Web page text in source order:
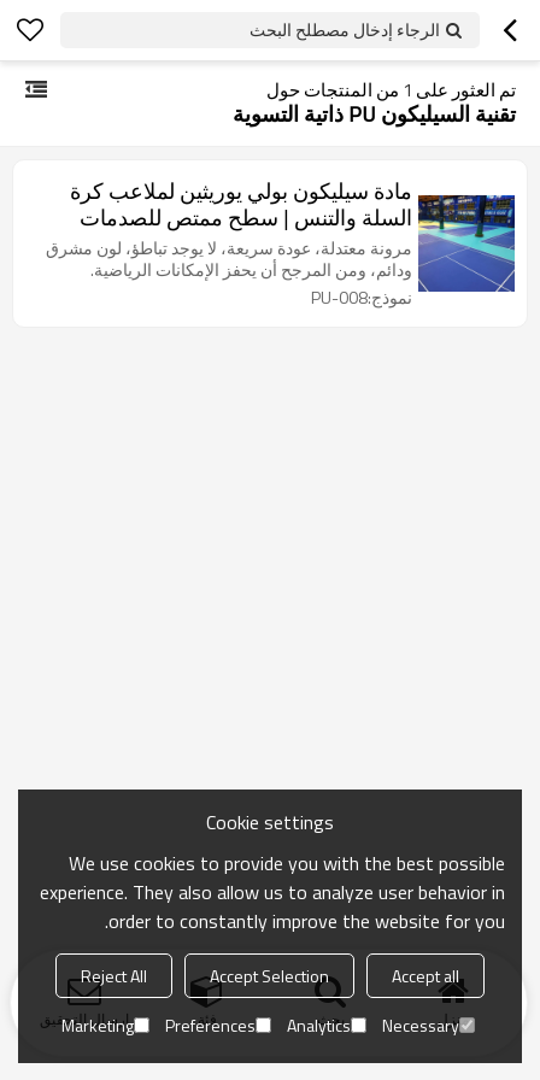
الرجاء إدخال مصطلح البحث
تم العثور على 1 من المنتجات حول
تقنية السيليكون PU ذاتية التسوية
مادة سيليكون بولي يوريثين لملاعب كرة
السلة والتنس | سطح ممتص للصدمات
معتمد من SGS
مرونة معتدلة، عودة سريعة، لا يوجد تباطؤ، لون مشرق
ودائم، ومن المرجح أن يحفز الإمكانات الرياضية.
نموذج:PU-008
منزل بحث فئة ارسال التحقيق
Cookie settings
We use cookies to provide you with the best possible
experience. They also allow us to analyze user behavior in
order to constantly improve the website for you.
Accept all
Accept Selection
Reject All
Necessary
Analytics
Preferences
Marketing